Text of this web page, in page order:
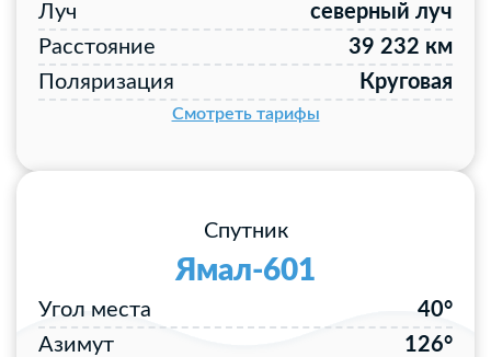
Луч
северный луч
Расстояние
39 232 км
Поляризация
Круговая
Смотреть тарифы
Спутник
Ямал-601
Угол места
40°
Азимут
126°